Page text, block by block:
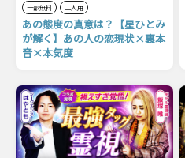
一部無料 二人用
あの態度の真意は？【星ひとみ
が解く】あの人の恋現状×裏本
音×本気度